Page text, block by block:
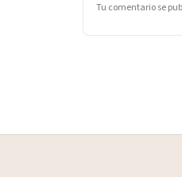
Tu comentario se